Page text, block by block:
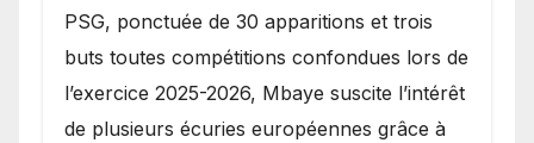
PSG, ponctuée de 30 apparitions et trois
buts toutes compétitions confondues lors de
l’exercice 2025-2026, Mbaye suscite l’intérêt
de plusieurs écuries européennes grâce à